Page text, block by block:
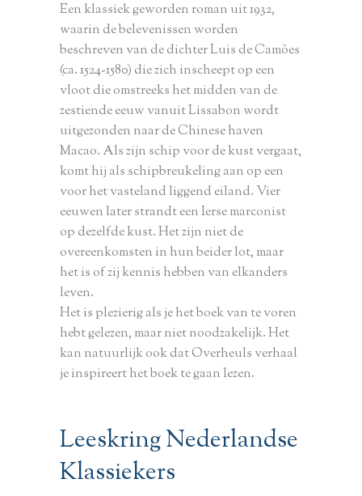
Een klassiek geworden roman uit 1932,
waarin de belevenissen worden
beschreven van de dichter Luis de Camões
(ca. 1524-1580) die zich inscheept op een
vloot die omstreeks het midden van de
zestiende eeuw vanuit Lissabon wordt
uitgezonden naar de Chinese haven
Macao. Als zijn schip voor de kust vergaat,
komt hij als schipbreukeling aan op een
voor het vasteland liggend eiland. Vier
eeuwen later strandt een Ierse marconist
op dezelfde kust. Het zijn niet de
overeenkomsten in hun beider lot, maar
het is of zij kennis hebben van elkanders
leven.
Het is plezierig als je het boek van te voren
hebt gelezen, maar niet noodzakelijk. Het
kan natuurlijk ook dat Overheuls verhaal
je inspireert het boek te gaan lezen.
Leeskring Nederlandse
Klassiekers